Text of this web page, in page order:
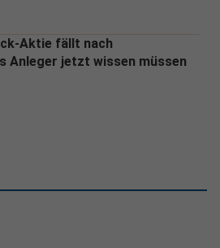
Aktie fällt nach
Anleger jetzt wissen müssen